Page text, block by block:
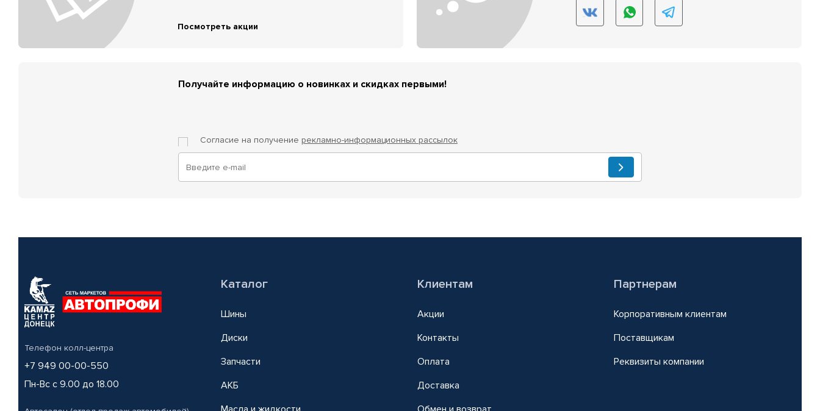
Посмотреть акции
Получайте информацию о новинках и скидках первыми!
Согласие на получение рекламно-информационных рассылок
Телефон колл-центра
+7 949 00-00-550
Пн-Вс с 9.00 до 18.00
Каталог
Шины
Диски
Запчасти
АКБ
Клиентам
Акции
Контакты
Оплата
Доставка
Партнерам
Корпоративным клиентам
Поставщикам
Реквизиты компании